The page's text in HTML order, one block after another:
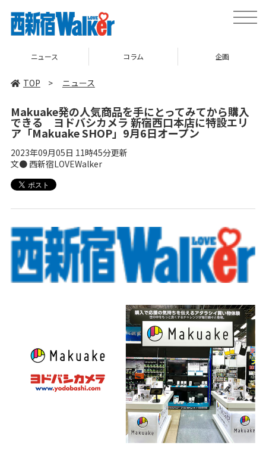
toggle
ニュース コラム 企画
TOP > ニュース
Makuake発の人気商品を手にとってみてから購入
できる ヨドバシカメラ 新宿西口本店に特設エリ
ア「Makuake SHOP」9月6日オープン
2023年09月05日 11時45分更新
文● 西新宿LOVEWalker